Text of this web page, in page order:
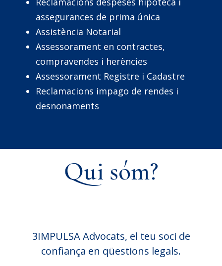
assegurances de prima única
Assistència Notarial
Assessorament en contractes,
compravendes i herències
Assessorament Registre i Cadastre
Reclamacions impago de rendes i
desnonaments
Qui sóm?
3IMPULSA Advocats, el teu soci de
confiança en qüestions legals.